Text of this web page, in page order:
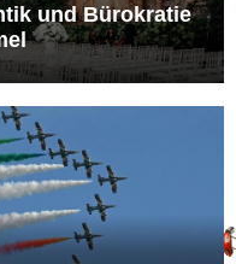
und Bürokratie